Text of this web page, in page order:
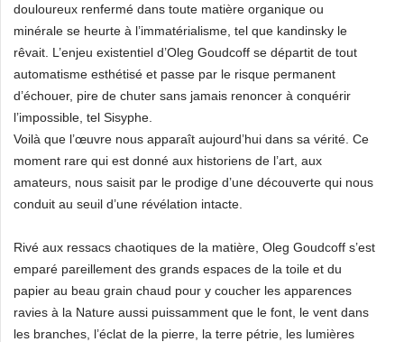
douloureux renfermé dans toute matière organique ou
minérale se heurte à l’immatérialisme, tel que kandinsky le
rêvait. L’enjeu existentiel d’Oleg Goudcoff se départit de tout
automatisme esthétisé et passe par le risque permanent
d’échouer, pire de chuter sans jamais renoncer à conquérir
l’impossible, tel Sisyphe.
Voilà que l’œuvre nous apparaît aujourd’hui dans sa vérité. Ce
moment rare qui est donné aux historiens de l’art, aux
amateurs, nous saisit par le prodige d’une découverte qui nous
conduit au seuil d’une révélation intacte.
Rivé aux ressacs chaotiques de la matière, Oleg Goudcoff s’est
emparé pareillement des grands espaces de la toile et du
papier au beau grain chaud pour y coucher les apparences
ravies à la Nature aussi puissamment que le font, le vent dans
les branches, l’éclat de la pierre, la terre pétrie, les lumières